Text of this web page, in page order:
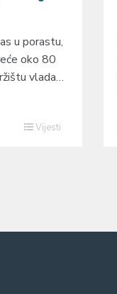
u porastu,
oko 80
vlada…
Vijesti